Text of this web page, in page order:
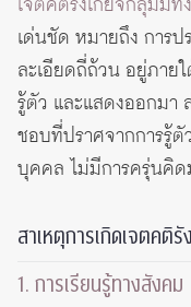
เจตคติรังเกียจกลุ่มมี
เด่นชัด หมายถึง การ
ละเอียดถี่ถ้วน อยู่ภา
รู้ตัว และแสดงออกมา
ชอบที่ปราศจากการรู้ตั
บุคคล ไม่มีการครุ่นคิ
สาเหตุการเกิดเจตคติ
1. การเรียนรู้ทางสังคม